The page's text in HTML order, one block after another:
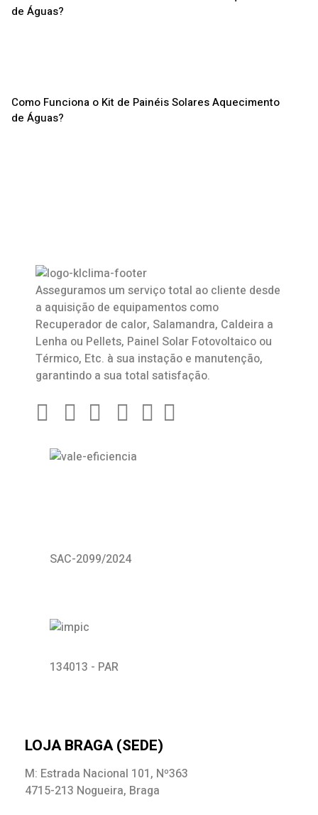
Como Funciona o Kit de Painéis Solares Aquecimento
de Águas?
Asseguramos um serviço total ao cliente desde
a aquisição de equipamentos como
Recuperador de calor, Salamandra, Caldeira a
Lenha ou Pellets, Painel Solar Fotovoltaico ou
Térmico, Etc. à sua instação e manutenção,
garantindo a sua total satisfação.
SAC-2099/2024
134013 - PAR
LOJA BRAGA (SEDE)
M: Estrada Nacional 101, Nº363
4715-213 Nogueira, Braga